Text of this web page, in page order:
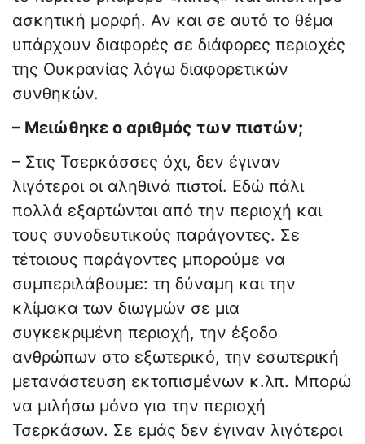
ασκητική μορφή. Αν και σε αυτό το θέμα
υπάρχουν διαφορές σε διάφορες περιοχές
της Ουκρανίας λόγω διαφορετικών
συνθηκών.
– Μειώθηκε ο αριθμός των πιστών;
– Στις Τσερκάσσες όχι, δεν έγιναν
λιγότεροι οι αληθινά πιστοί. Εδώ πάλι
πολλά εξαρτώνται από την περιοχή και
τους συνοδευτικούς παράγοντες. Σε
τέτοιους παράγοντες μπορούμε να
συμπεριλάβουμε: τη δύναμη και την
κλίμακα των διωγμών σε μια
συγκεκριμένη περιοχή, την έξοδο
ανθρώπων στο εξωτερικό, την εσωτερική
μετανάστευση εκτοπισμένων κ.λπ. Μπορώ
να μιλήσω μόνο για την περιοχή
Τσερκάσων. Σε εμάς δεν έγιναν λιγότεροι